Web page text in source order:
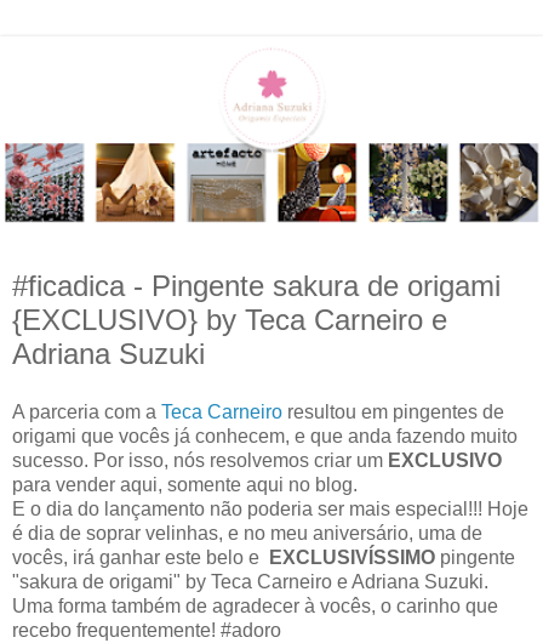
#ficadica - Pingente sakura de origami
{EXCLUSIVO} by Teca Carneiro e
Adriana Suzuki
A parceria com a Teca Carneiro resultou em pingentes de
origami que vocês já conhecem, e que anda fazendo muito
sucesso. Por isso, nós resolvemos criar um EXCLUSIVO
para vender aqui, somente aqui no blog.
E o dia do lançamento não poderia ser mais especial!!! Hoje
é dia de soprar velinhas, e no meu aniversário, uma de
vocês, irá ganhar este belo e
EXCLUSIVÍSSIMO pingente
"sakura de origami" by Teca Carneiro e Adriana Suzuki.
Uma forma também de agradecer à vocês, o carinho que
recebo frequentemente! #adoro